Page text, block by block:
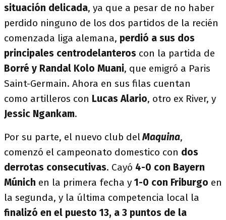
situación delicada, ya que a pesar de no haber
perdido ninguno de los dos partidos de la recién
comenzada liga alemana, perdió a sus dos
principales centrodelanteros con la partida de
Borré y Randal Kolo Muani, que emigró a Paris
Saint-Germain. Ahora en sus filas cuentan
como artilleros con Lucas Alario, otro ex River, y
Jessic Ngankam.
Por su parte, el nuevo club delMaquina,
comenzó el campeonato domestico con dos
derrotas consecutivas. Cayó 4-0 con Bayern
Múnich en la primera fecha y 1-0 con Friburgo en
la segunda, y la última competencia local la
finalizó en el puesto 13, a 3 puntos de la